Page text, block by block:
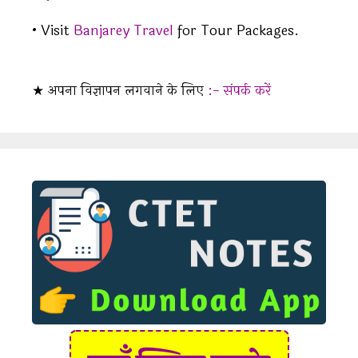
• Visit Banjarey Travel for Tour Packages.
★ अपना विज्ञापन लगवाने के लिए :- संपर्क करें